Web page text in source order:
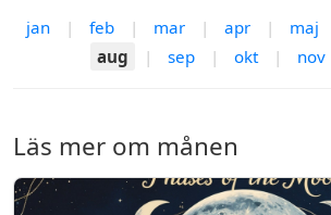
jan | feb | mar | apr | maj
aug
| sep | okt | nov
Läs mer om månen